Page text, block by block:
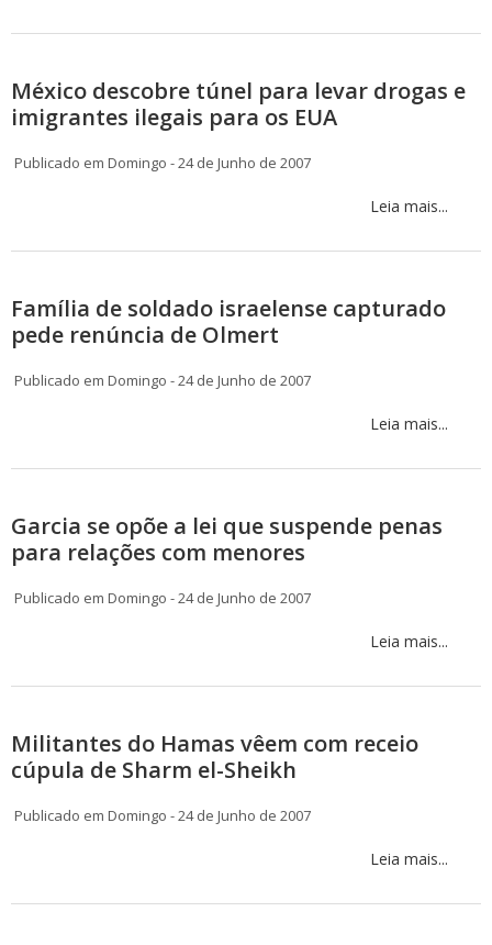
México descobre túnel para levar drogas e
imigrantes ilegais para os EUA
Publicado em Domingo - 24 de Junho de 2007
Leia mais...
Família de soldado israelense capturado
pede renúncia de Olmert
Publicado em Domingo - 24 de Junho de 2007
Leia mais...
Garcia se opõe a lei que suspende penas
para relações com menores
Publicado em Domingo - 24 de Junho de 2007
Leia mais...
Militantes do Hamas vêem com receio
cúpula de Sharm el-Sheikh
Publicado em Domingo - 24 de Junho de 2007
Leia mais...